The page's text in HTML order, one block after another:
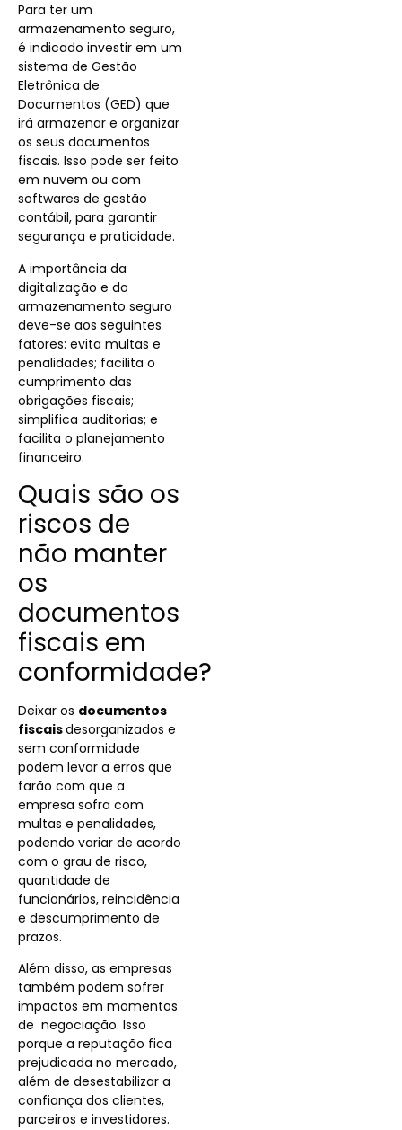
Para ter um
armazenamento seguro,
é indicado investir em um
sistema de Gestão
Eletrônica de
Documentos (GED) que
irá armazenar e organizar
os seus documentos
fiscais. Isso pode ser feito
em nuvem ou com
softwares de gestão
contábil, para garantir
segurança e praticidade.
A importância da
digitalização e do
armazenamento seguro
deve-se aos seguintes
fatores: evita multas e
penalidades; facilita o
cumprimento das
obrigações fiscais;
simplifica auditorias; e
facilita o planejamento
financeiro.
Quais são os
riscos de
não manter
os
documentos
fiscais em
conformidade?
Deixar os documentos
fiscaisdesorganizados e
sem conformidade
podem levar a erros que
farão com que a
empresa sofra com
multas e penalidades,
podendo variar de acordo
com o grau de risco,
quantidade de
funcionários, reincidência
e descumprimento de
prazos.
Além disso, as empresas
também podem sofrer
impactos em momentos
de negociação. Isso
porque a reputação fica
prejudicada no mercado,
além de desestabilizar a
confiança dos clientes,
parceiros e investidores.